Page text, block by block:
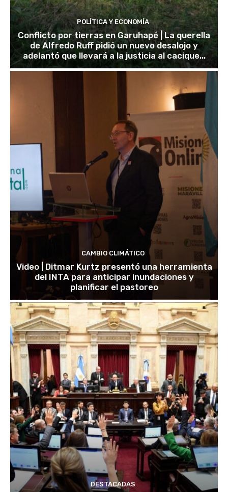
POLÍTICA Y ECONOMÍA
Conflicto por tierras en Garuhapé | La querella
de Alfredo Ruff pidió un nuevo desalojo y
adelantó que llevará a la justicia al cacique...
CAMBIO CLIMÁTICO
Video | Ditmar Kurtz presentó una herramienta
del INTA para anticipar inundaciones y
planificar el pastoreo
DESTACADAS